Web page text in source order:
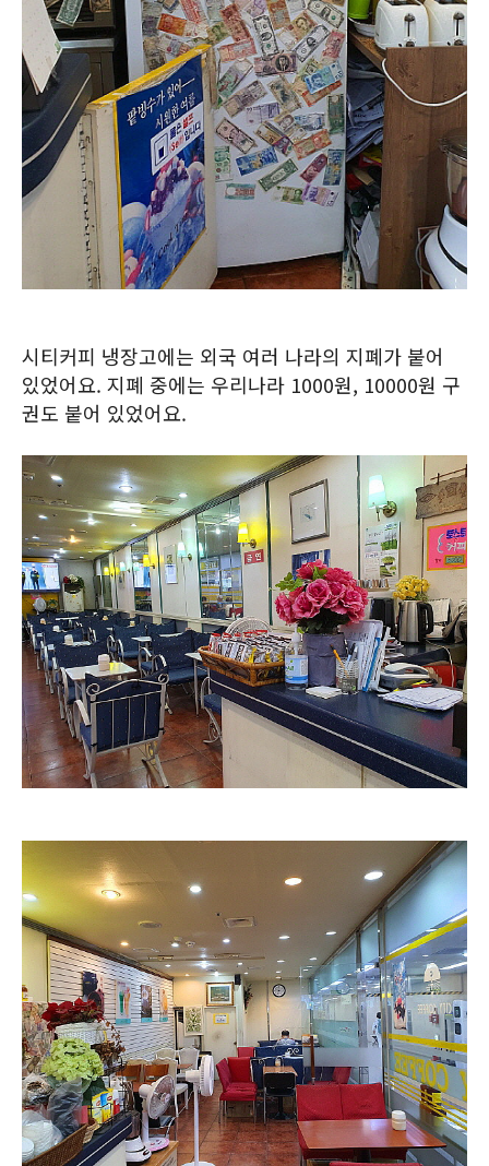
시티커피 냉장고에는 외국 여러 나라의 지폐가 붙어
있었어요. 지폐 중에는 우리나라 1000원, 10000원 구
권도 붙어 있었어요.